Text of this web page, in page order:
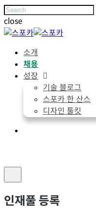
Skip
to
main
close
Close
Menu 소개
채용
성장
기술 블로그
스포카 한 산스
디자인 툴킷
인재풀 등록